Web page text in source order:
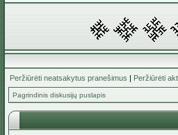
Peržiūrėti neatsakytus pranešimus | Peržiūrėti
Pagrindinis diskusijų puslapis